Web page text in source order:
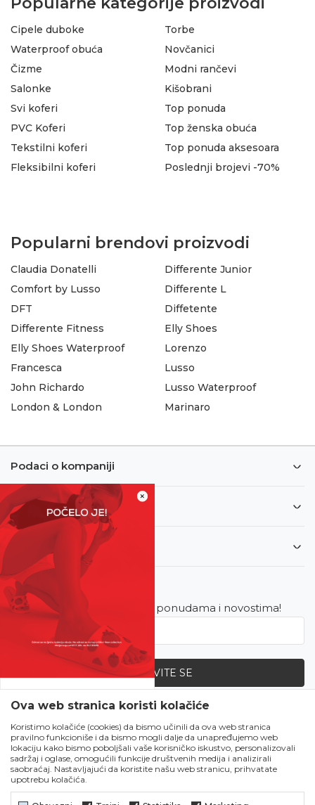
×
SVE UPOLA CIJENE!
Čekanju je kraj!
Počela je omiljena
ljetna akcija u Obući
Metro!
SVE IZ LJETNE
Cipele duboke
Waterproof obuća
Čizme
Salonke
Torbe
Novčanici
Modni rančevi
Kišobrani
Svi koferi
PVC Koferi
Tekstilni koferi
Fleksibilni koferi
Top ponuda
Top ženska obuća
Top ponuda aksesoara
Poslednji brojevi -70%
Popularni brendovi proizvodi
Claudia Donatelli
Comfort by Lusso
DFT
Differente Fitness
Differente Junior
Differente L
Diffetente
Elly Shoes
Elly Shoes Waterproof
Francesca
John Richardo
London & London
Lorenzo
Lusso
Lusso Waterproof
Marinaro
Podaci o kompaniji
Informacije
Korisnički servis
Newsletter
Budite u toku sa najnovijim ponudama i novostima!
PRIJAVITE SE
Zapratite nas
Ova web stranica koristi kolačiće
Koristimo kolačiće (cookies) da bismo učinili da ova web stranica
pravilno funkcioniše i da bismo mogli dalje da unapređujemo web
lokaciju kako bismo poboljšali vaše korisničko iskustvo, personalizovali
sadržaj i oglase, omogućili funkcije društvenih medija i analizirali
saobraćaj. Nastavljajući da koristite našu web stranicu, prihvatate
upotrebu kolačića.